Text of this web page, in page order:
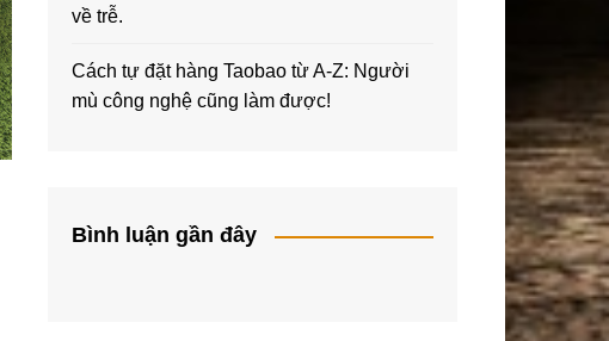
về trễ.
Cách tự đặt hàng Taobao từ A-Z: Người
mù công nghệ cũng làm được!
Bình luận gần đây